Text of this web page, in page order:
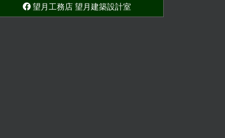
望月工務店 望月建築設計室